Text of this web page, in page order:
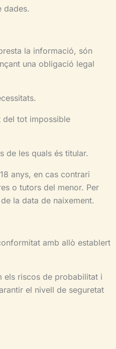
dades.
la informació, són
una obligació legal
del tot impossible
de les quals és titular.
anys, en cas contrari
o tutors del menor. Per
la data de naixement.
amb allò establert
els riscos de probabilitat i
el nivell de seguretat